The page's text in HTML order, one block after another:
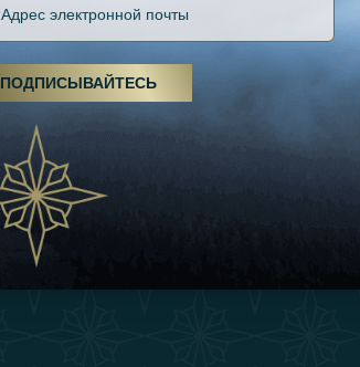
Пешие походы, спа-процедуры и йога: ОАЭ
становятся велнес-центром
03 April 2025
Зимние путешествия для
путешественников из Эмиратов:
переопределение роскошного путешествия
10 March 2025
ПОДПИСЫВАЙТЕСЬ